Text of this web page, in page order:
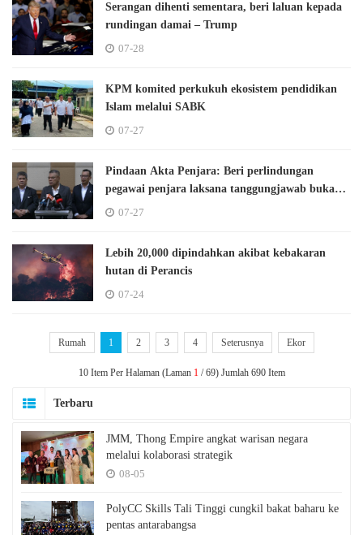
Serangan dihenti sementara, beri laluan kepada
rundingan damai – Trump
07-28
KPM komited perkukuh ekosistem pendidikan
Islam melalui SABK
07-27
Pindaan Akta Penjara: Beri perlindungan
pegawai penjara laksana tanggungjawab bukan
imuniti
07-27
Lebih 20,000 dipindahkan akibat kebakaran
hutan di Perancis
07-24
Rumah 1 2 3 4 Seterusnya Ekor
10 Item Per Halaman (Laman 1/ 69) Jumlah 690 Item
Terbaru
JMM, Thong Empire angkat warisan negara
melalui kolaborasi strategik
08-05
PolyCC Skills Tali Tinggi cungkil bakat baharu ke
pentas antarabangsa